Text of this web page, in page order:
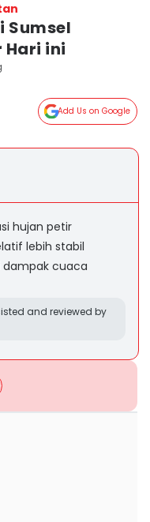
Sumsel
Hari ini
Add Us on Google
hujan petir
lebih stabil
dampak cuaca
and reviewed by